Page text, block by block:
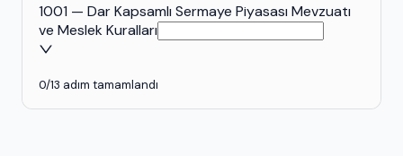
1001 — Dar Kapsamlı Sermaye Piyasası Mevzuatı
ve Meslek Kuralları
0/13 adım tamamlandı